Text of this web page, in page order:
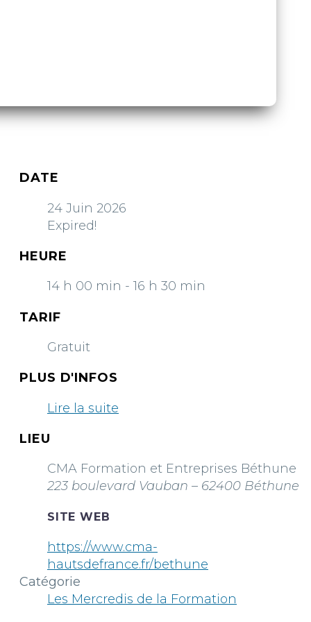
DATE
24 Juin 2026
Expired!
HEURE
14 h 00 min - 16 h 30 min
TARIF
Gratuit
PLUS D'INFOS
Lire la suite
LIEU
CMA Formation et Entreprises Béthune
223 boulevard Vauban – 62400 Béthune
SITE WEB
https://www.cma-
hautsdefrance.fr/bethune
Catégorie
Les Mercredis de la Formation